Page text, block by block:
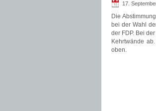
17.
Die
bei der Wahl
der FDP. Bei
Kehrtwände
oben.